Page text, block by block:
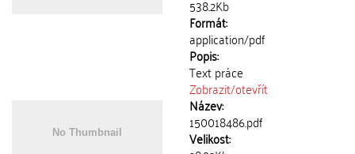
538.2Kb
Formát:
application/pdf
Popis:
Text práce
Zobrazit/otevřít
Název:
150018486.pdf
Velikost: